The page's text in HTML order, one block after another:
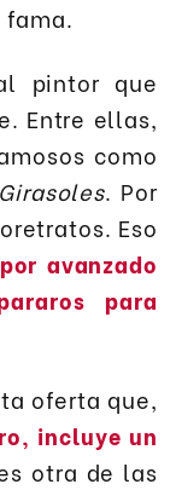
fama.
pintor que
Entre ellas,
como
. Por
Eso
avanzado
para
oferta que,
incluye un
otra de las